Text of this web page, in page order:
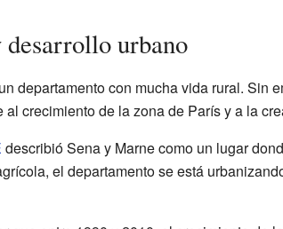
urbano
departamento con mucha vida rural. Sin
al crecimiento de la zona de París y a la
describió Sena y Marne como un lugar
el departamento se está